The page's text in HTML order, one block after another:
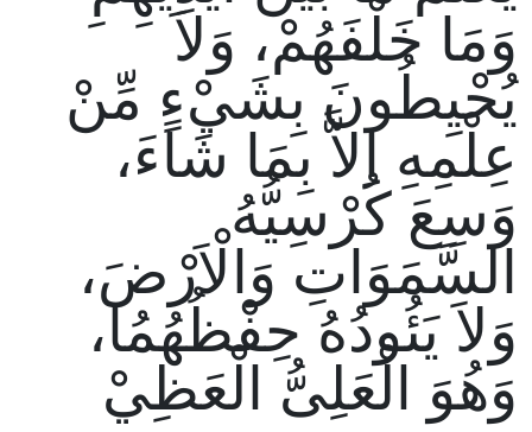
وَمَا خَلْفَهُمْ، وَلاَ
يُحْيِطُونَ بِشَيْءٍ مِّنْ
عِلْمِهِ اِلاَّ بِمَا شَاءَ،
وَسِعَ كُرْسِيُّهُ
السَّمَوَاتِ وَالْاَرْضَ،
وَلاَ يَئُودُهُ حِفْظُهُمُا،
وَهُوَ الْعَلِىُّ الْعَظِيْ